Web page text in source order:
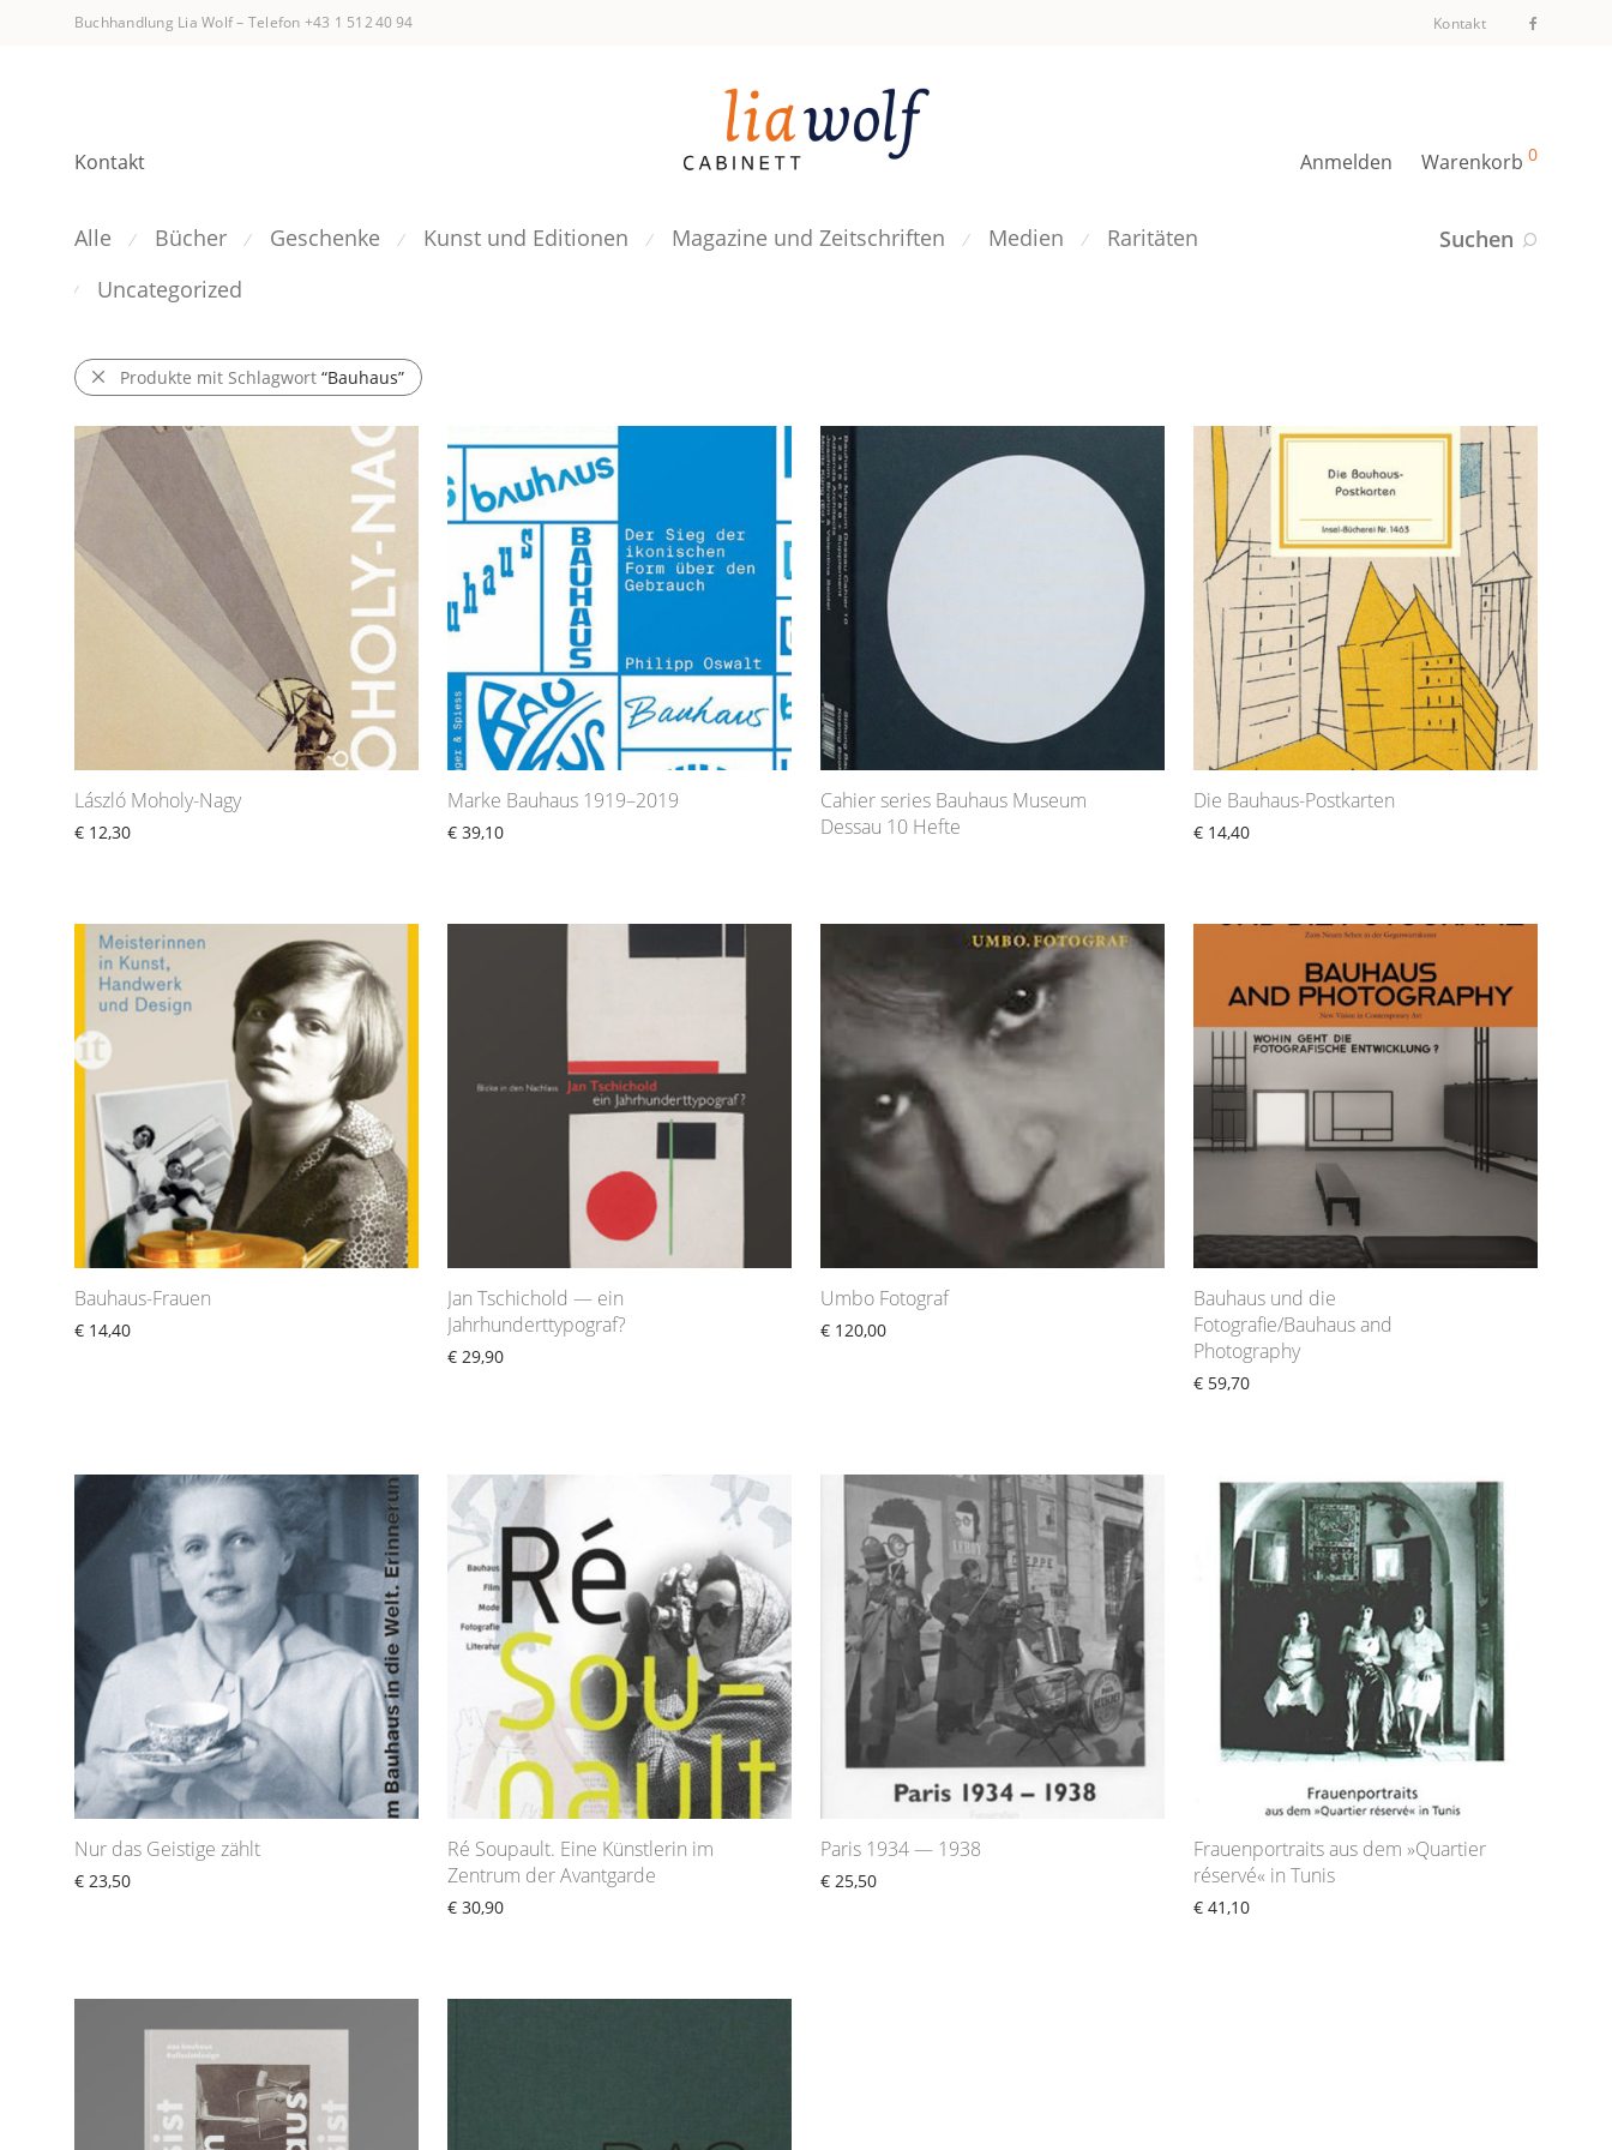
Buchhandlung Lia Wolf– Telefon +43 1 512 40 94 Kontakt
Kontakt Anmelden Warenkorb 0
Suchen
Alle ⁄ Bücher ⁄ Geschenke ⁄ Kunst und Editionen ⁄ Magazine und Zeitschriften ⁄ Medien ⁄ Raritäten
⁄ Uncategorized
Produkte mit Schlagwort “Bauhaus”
László Moholy-Nagy
€ 12,30
Marke Bauhaus 1919–2019
€ 39,10
Cahier series Bauhaus Museum
Dessau 10 Hefte
Die Bauhaus-Postkarten
€ 14,40
Bauhaus-Frauen
€ 14,40
Jan Tschichold — ein
Jahrhunderttypograf?
€ 29,90
Umbo Fotograf
€ 120,00
Bauhaus und die
Fotografie/Bauhaus and
Photography
€ 59,70
Nur das Geistige zählt
€ 23,50
Ré Soupault. Eine Künstlerin im
Zentrum der Avantgarde
€ 30,90
Paris 1934 — 1938
€ 25,50
Frauenportraits aus dem »Quartier
réservé« in Tunis
€ 41,10